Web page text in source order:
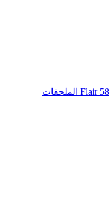
Flair 58